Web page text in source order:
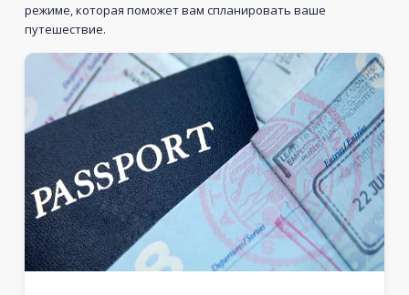
режиме, которая поможет вам спланировать ваше
путешествие.